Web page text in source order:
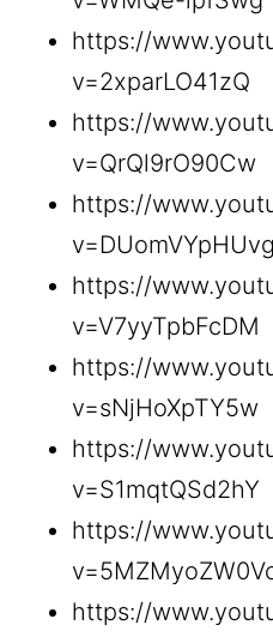
https://
v=2xparLO41zQ
https://
v=QrQl9rO90Cw
https://
v=DUomVYpHUvg
https://
v=V7yyTpbFcDM
https://
v=sNjHoXpTY5w
https://
v=S1mqtQSd2hY
https://
https://